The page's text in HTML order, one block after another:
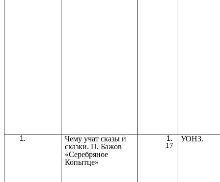
Чему учат сказы и
сказки. П. Бажов
«Серебряное
Копытце»
17
УОНЗ.